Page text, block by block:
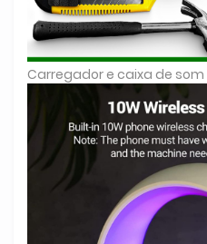
Carregador e caixa de som